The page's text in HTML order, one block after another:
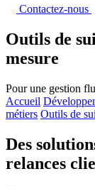
Contactez-nous
Outils de
mesure
Pour une gestion
Accueil
métiers Outils de
Des
relances